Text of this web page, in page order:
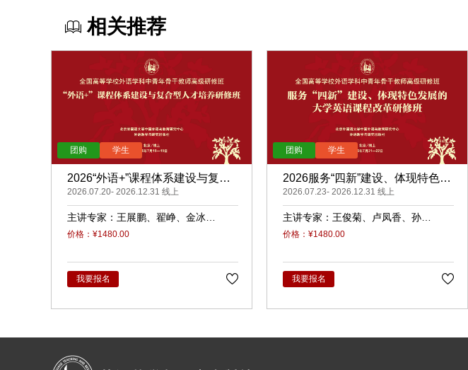
相关推荐
2026“外语+”课程体系建设与复合
型人才培养（录播）
2026.07.20- 2026.12.31 线上
主讲专家： 王展鹏 翟峥
金冰
张清
杨天娲
价格：¥1480.00
我要报名
2026服务“四新”建设、体现特色发
展的大学英语课程改革（录播）
2026.07.23- 2026.12.31 线上
主讲专家： 王俊菊 卢凤香
孙
瑜
柳睿
价格：¥1480.00
我要报名